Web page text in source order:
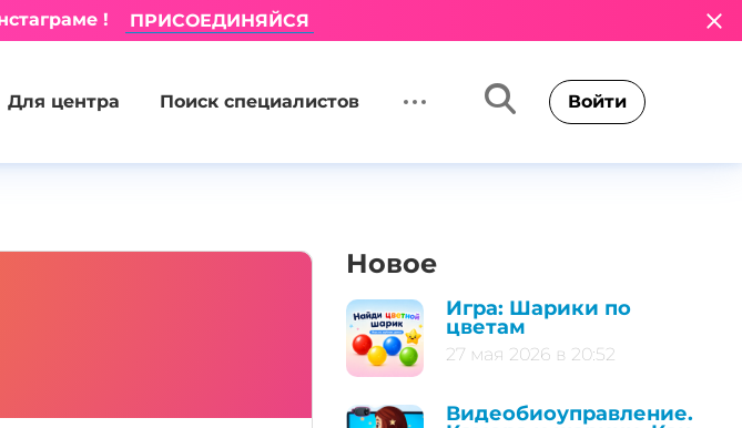
! ПРИСОЕДИНЯЙСЯ
Для центра Поиск специалистов Войти
Новое
Игра: Шарики по
цветам
27 мая 2026 в 20:52
Видеобиоуправление.